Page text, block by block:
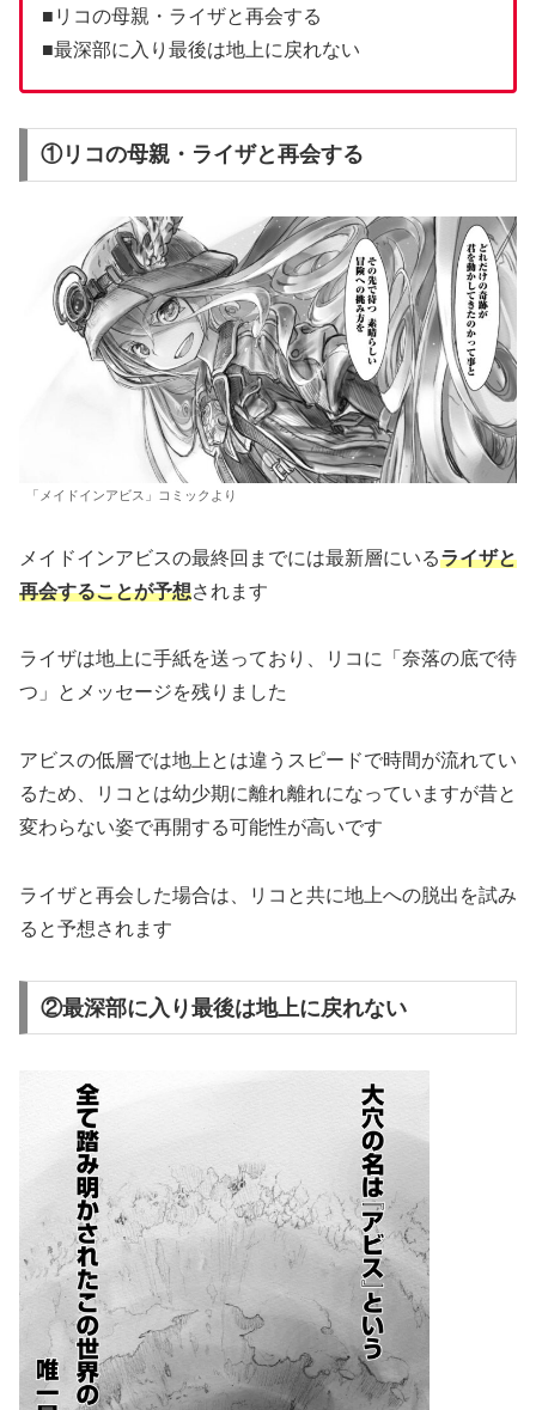
■リコの母親・ライザと再会する
■最深部に入り最後は地上に戻れない
①リコの母親・ライザと再会する
「メイドインアビス」コミックより
メイドインアビスの最終回までには最新層にいるライザと
再会することが予想されます
ライザは地上に手紙を送っており、リコに「奈落の底で待
つ」とメッセージを残りました
アビスの低層では地上とは違うスピードで時間が流れてい
るため、リコとは幼少期に離れ離れになっていますが昔と
変わらない姿で再開する可能性が高いです
ライザと再会した場合は、リコと共に地上への脱出を試み
ると予想されます
②最深部に入り最後は地上に戻れない